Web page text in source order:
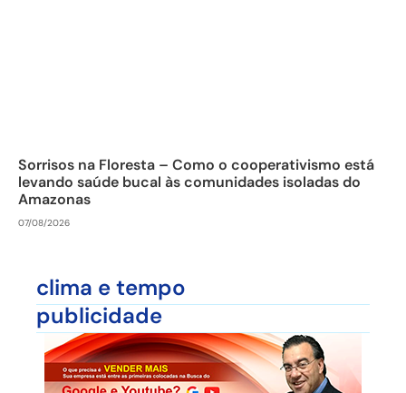
Sorrisos na Floresta – Como o cooperativismo está
levando saúde bucal às comunidades isoladas do
Amazonas
07/08/2026
clima e tempo
publicidade